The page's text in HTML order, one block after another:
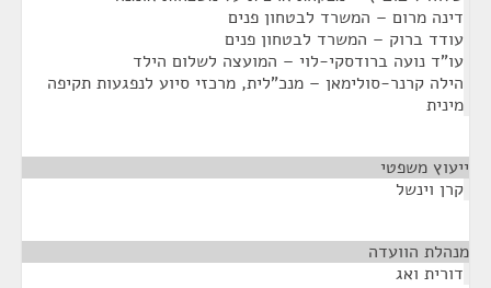
דינה מרום – המשרד לבטחון פנים
עודד ברוק – המשרד לבטחון פנים
עו"ד נועה ברודסקי-לוי – המועצה לשלום הילד
הילה קרנר-סולימאן – מנכ"לית, מרכזי סיוע לנפגעות תקיפה
מינית
ייעוץ משפטי
קרן וינשל
מנהלת הוועדה
דורית ואג